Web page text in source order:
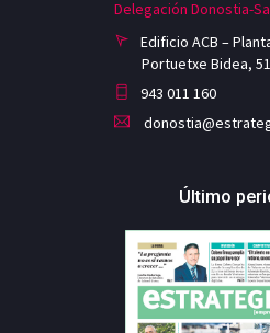
Delegación Donostia-
Edificio ACB –
Portuetxe Bidea,
943 011 160
Último